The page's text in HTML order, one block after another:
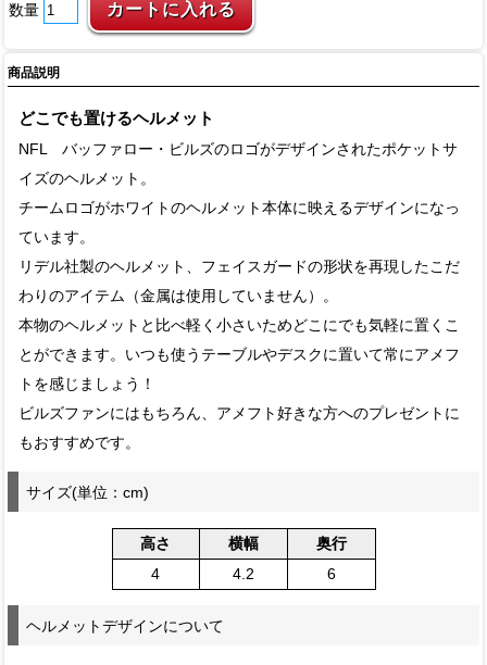
数量
商品説明
どこでも置けるヘルメット
NFL バッファロー・ビルズのロゴがデザインされたポケットサ
イズのヘルメット。
チームロゴがホワイトのヘルメット本体に映えるデザインになっ
ています。
リデル社製のヘルメット、フェイスガードの形状を再現したこだ
わりのアイテム（金属は使用していません）。
本物のヘルメットと比べ軽く小さいためどこにでも気軽に置くこ
とができます。いつも使うテーブルやデスクに置いて常にアメフ
トを感じましょう！
ビルズファンにはもちろん、アメフト好きな方へのプレゼントに
もおすすめです。
サイズ(単位：cm)
高さ 横幅
奥行
4
4.2 6
ヘルメットデザインについて